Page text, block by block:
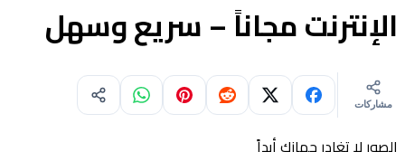
الإنترنت مجاناً – سريع وسهل
مشاركات